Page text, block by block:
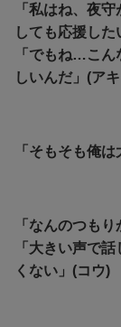
「私はね、夜
しても応援した
「でもね…こ
しいんだ」(ア
「そもそも俺
「なんのつも
「大きい声で
くない」(コウ)